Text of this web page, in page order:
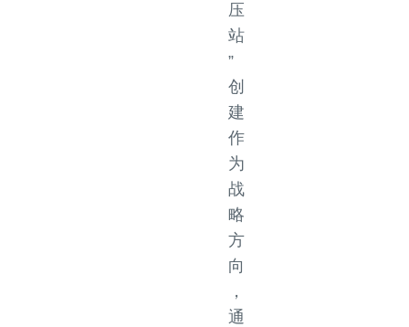
压
站
”
创
建
作
为
战
略
方
向
，
通